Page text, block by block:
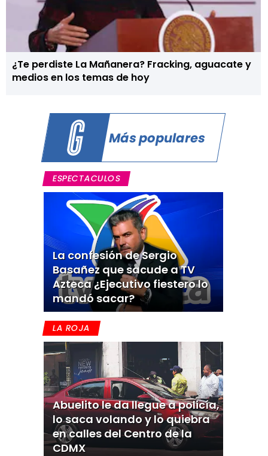
¿Te perdiste La Mañanera? Fracking, aguacate y
medios en los temas de hoy
Más populares
ESPECTACULOS
La confesión de Sergio
Basañez que sacude a TV
Azteca ¿Ejecutivo fiestero lo
mandó sacar?
LA ROJA
Abuelito le da llegue a policía,
lo saca volando y lo quiebra
en calles del Centro de la
CDMX